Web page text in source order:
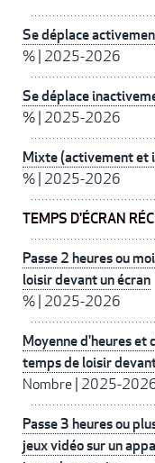
Se déplace
% 2025-2026
Se déplace
% 2025-2026
Mixte (activement et
% 2025-2026
TEMPS D'ÉCRAN
Passe 2 heures ou
loisir devant un écran
% 2025-2026
Moyenne d'heures et
temps de loisir
Nombre 2025-
Passe 3 heures ou
jeux vidéo sur un